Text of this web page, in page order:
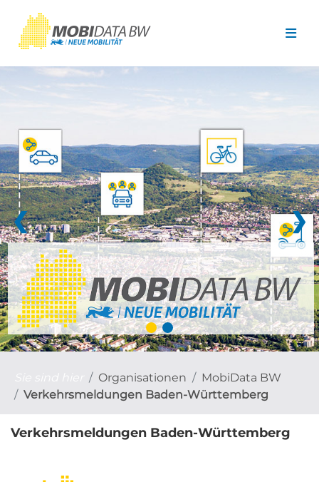
❮ ❯
Organisationen
MobiData BW
Verkehrsmeldungen Baden-Württemberg
Verkehrsmeldungen Baden-Württemberg